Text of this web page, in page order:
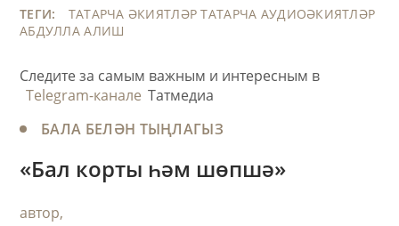
ТЕГИ: ТАТАРЧА ӘКИЯТЛӘР ТАТАРЧА АУДИОӘКИЯТЛӘР
АБДУЛЛА АЛИШ
Следите за самым важным и интересным в
Telegram-канале Татмедиа
БАЛА БЕЛӘН ТЫҢЛАГЫЗ
«Бал корты һәм шөпшә»
автор,